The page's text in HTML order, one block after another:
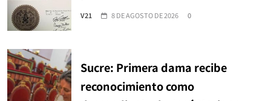
V21 8 DE AGOSTO DE 2026 0
Sucre: Primera dama recibe
reconocimiento como